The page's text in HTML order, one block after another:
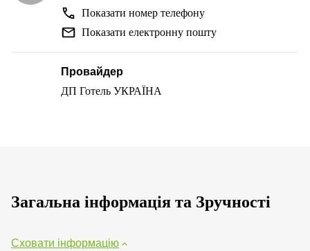
Показати номер телефону
Показати електронну пошту
Провайдер
ДП Готель УКРАЇНА
Загальна інформація та Зручності
Сховати інформацію